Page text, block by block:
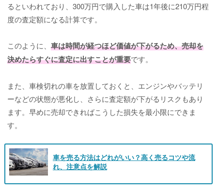
るといわれており、300万円で購入した車は1年後に210万円程
度の査定額になる計算です。
このように、 車は時間が経つほど価値が下がるため、売却を
決めたらすぐに査定に出すことが重要です。
また、車検切れの車を放置しておくと、エンジンやバッテリ
ーなどの状態が悪化し、さらに査定額が下がるリスクもあり
ます。早めに売却できればこうした損失を最小限にできま
す。
車を売る方法はどれがいい？高く売るコツや流
れ、注意点を解説